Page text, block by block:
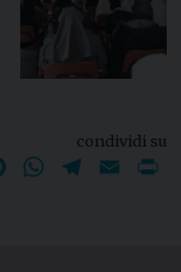
condividi su
PinterestWhatsApp
Telegram
Email